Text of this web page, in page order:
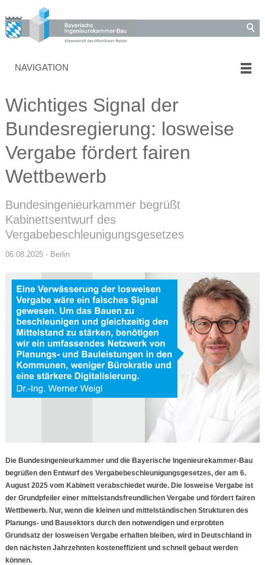
NAVIGATION
Wichtiges Signal der
Bundesregierung: losweise
Vergabe fördert fairen
Wettbewerb
Bundesingenieurkammer begrüßt
Kabinettsentwurf des
Vergabebeschleunigungsgesetzes
06.08.2025 - Berlin
Die Bundesingenieurkammer und die Bayerische Ingenieurekammer-Bau
begrüßen den Entwurf des Vergabebeschleunigungsgesetzes, der am 6.
August 2025 vom Kabinett verabschiedet wurde. Die losweise Vergabe ist
der Grundpfeiler einer mittelstandsfreundlichen Vergabe und fördert fairen
Wettbewerb. Nur, wenn die kleinen und mittelständischen Strukturen des
Planungs- und Bausektors durch den notwendigen und erprobten
Grundsatz der losweisen Vergabe erhalten bleiben, wird in Deutschland in
den nächsten Jahrzehnten kosteneffizient und schnell gebaut werden
können.